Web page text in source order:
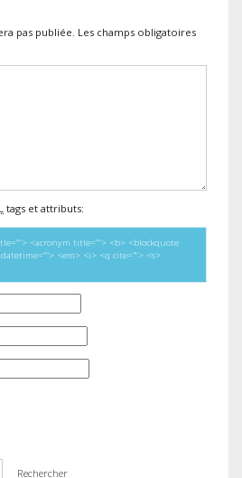
pas publiée. Les champs obligatoires
tags et attributs:
<acronym title=""> <b> <blockquote
<em> <i> <q cite=""> <s>